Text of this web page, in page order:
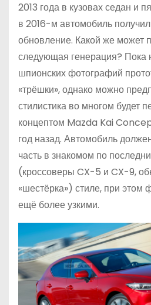
2013 года в кузовах седан и
в 2016-м автомобиль
обновление. Какой же может
следующая генерация? Пока
шпионских фотографий
«трёшки», однако можно
стилистика во многом будет
концептом Mazda Kai
год назад. Автомобиль
часть в знакомом по
(кроссоверы CX-5 и CX-9,
«шестёрка») стиле, при этом
ещё более узкими.